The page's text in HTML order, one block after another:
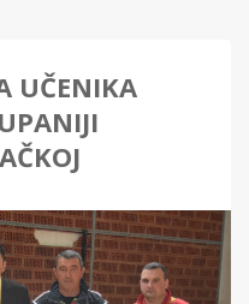
UČENIKA